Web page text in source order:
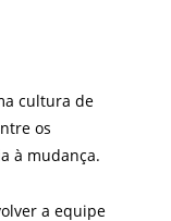
cultura de
os
à mudança.
a equipe